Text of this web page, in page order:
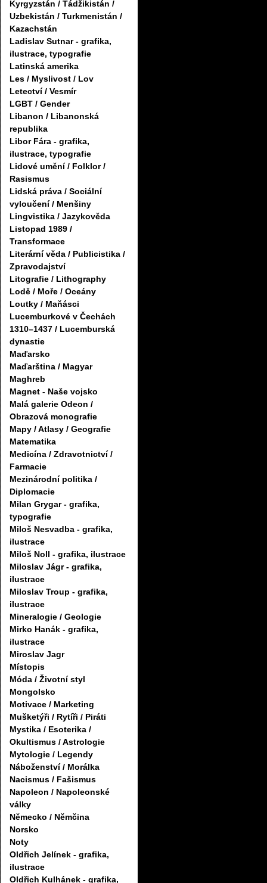
Kyrgyzstán / Tádžikistán /
Uzbekistán / Turkmenistán /
Kazachstán
Ladislav Sutnar - grafika,
ilustrace, typografie
Latinská amerika
Les / Myslivost / Lov
Letectví / Vesmír
LGBT / Gender
Libanon / Libanonská
republika
Libor Fára - grafika,
ilustrace, typografie
Lidové umění / Folklor /
Rasismus
Lidská práva / Sociální
vyloučení / Menšiny
Lingvistika / Jazykověda
Listopad 1989 /
Transformace
Literární věda / Publicistika /
Zpravodajství
Litografie / Lithography
Lodě / Moře / Oceány
Loutky / Maňásci
Lucemburkové v Čechách
1310–1437 / Lucemburská
dynastie
Maďarsko
Maďarština / Magyar
Maghreb
Magnet - Naše vojsko
Malá galerie Odeon /
Obrazová monografie
Mapy / Atlasy / Geografie
Matematika
Medicína / Zdravotnictví /
Farmacie
Mezinárodní politika /
Diplomacie
Milan Grygar - grafika,
typografie
Miloš Nesvadba - grafika,
ilustrace
Miloš Noll - grafika, ilustrace
Miloslav Jágr - grafika,
ilustrace
Miloslav Troup - grafika,
ilustrace
Mineralogie / Geologie
Mirko Hanák - grafika,
ilustrace
Miroslav Jagr
Místopis
Móda / Životní styl
Mongolsko
Motivace / Marketing
Mušketýři / Rytíři / Piráti
Mystika / Esoterika /
Okultismus / Astrologie
Mytologie / Legendy
Náboženství / Morálka
Nacismus / Fašismus
Napoleon / Napoleonské
války
Německo / Němčina
Norsko
Noty
Oldřich Jelínek - grafika,
ilustrace
Oldřich Kulhánek - grafika,